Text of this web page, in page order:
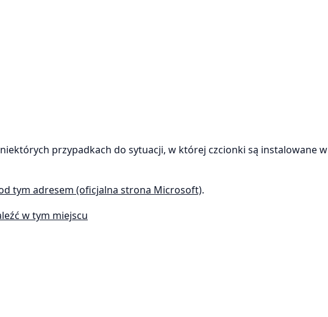
przypadkach do sytuacji, w której czcionki są instalowane w
tym adresem (oficjalna strona Microsoft).
w tym miejscu